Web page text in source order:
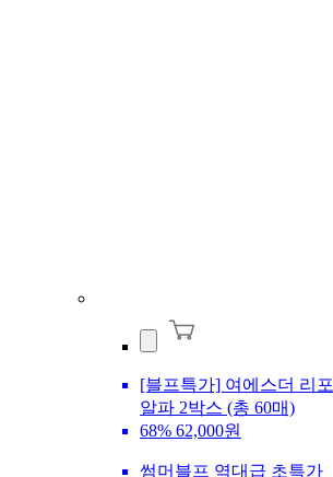
[블프특가] 여에스더 리
알파 2박스 (총 60매)
68% 62,000원
썸머블프 역대급 초특가